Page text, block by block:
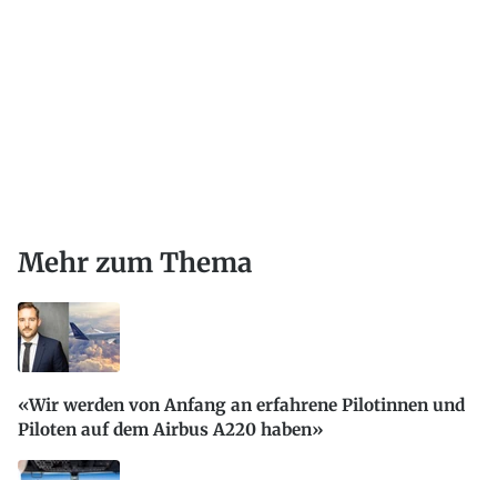
Mehr zum Thema
«Wir werden von Anfang an erfahrene Pilotinnen und
Piloten auf dem Airbus A220 haben»